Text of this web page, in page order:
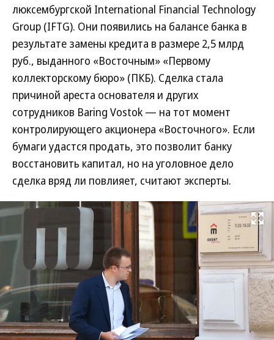
люксембургской International Financial Technology
Group (IFTG). Они появились на балансе банка в
результате замены кредита в размере 2,5 млрд
руб., выданного «Восточным» «Первому
коллекторскому бюро» (ПКБ). Сделка стала
причиной ареста основателя и других
сотрудников Baring Vostok — на тот момент
контролирующего акционера «Восточного». Если
бумаги удастся продать, это позволит банку
восстановить капитал, но на уголовное дело
сделка вряд ли повлияет, считают эксперты.
Развернуть